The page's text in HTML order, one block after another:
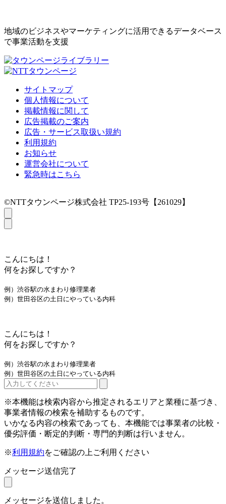
地域のビジネスやマーケティングに活用できるデータベース
で事業活動を支援
サイトマップ
個人情報について
掲載情報に関して
広告掲載のご案内
広告・サービス取扱い規約
利用規約
お知らせ
運営会社について
緊急時はこちら
©NTTタウンページ株式会社 TP25-193号【261029】
こんにちは！
何をお探しですか？
例）渋谷駅の水まわり修理業者
例）世田谷区の土日にやっている内科
こんにちは！
何をお探しですか？
例）渋谷駅の水まわり修理業者
例）世田谷区の土日にやっている内科
※本機能は検索内容から推定されるエリアと業種に基づき、
事業者情報の検索を補助するものです。
いかなる内容の検索であっても、本機能では事業者の比較・
優劣評価・断定的判断・専門的判断は行いません。
※利用規約をご確認の上ご利用ください
メッセージ送信完了
メッセージを送信しました。